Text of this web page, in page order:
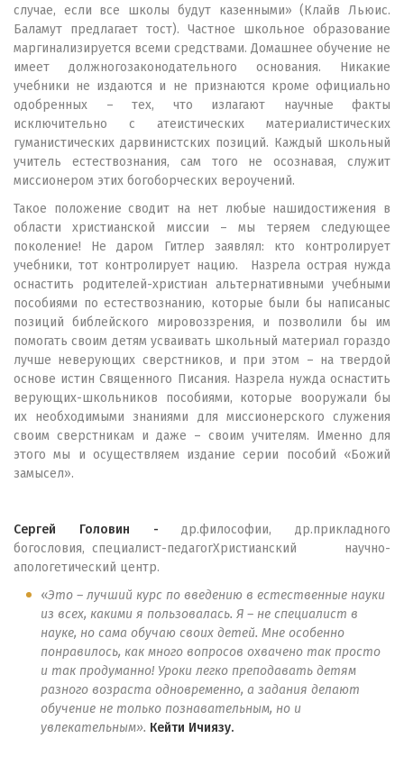
случае, если все школы будут казенными» (Клайв Льюис.
Баламут предлагает тост). Частное школьное образование
маргинализируется всеми средствами. Домашнее обучение не
имеет должногозаконодательного основания. Никакие
учебники не издаются и не признаются кроме официально
одобренных – тех, что излагают научные факты
исключительно с атеистических материалистических
гуманистических дарвинистских позиций. Каждый школьный
учитель естествознания, сам того не осознавая, служит
миссионером этих богоборческих вероучений.
Такое положение сводит на нет любые нашидостижения в
области христианской миссии – мы теряем следующее
поколение! Не даром Гитлер заявлял: кто контролирует
учебники, тот контролирует нацию. Назрела острая нужда
оснастить родителей-христиан альтернативными учебными
пособиями по естествознанию, которые были бы написаныс
позиций библейского мировоззрения, и позволили бы им
помогать своим детям усваивать школьный материал гораздо
лучше неверующих сверстников, и при этом – на твердой
основе истин Священного Писания. Назрела нужда оснастить
верующих-школьников пособиями, которые вооружали бы
их необходимыми знаниями для миссионерского служения
своим сверстникам и даже – своим учителям. Именно для
этого мы и осуществляем издание серии пособий «Божий
замысел».
Сергей Головин -др.философии, др.прикладного
богословия, специалист-педагогХристианский научно-
апологетический центр.
«Это – лучший курс по введению в естественные науки
из всех, какими я пользовалась. Я – не специалист в
науке, но сама обучаю своих детей. Мне особенно
понравилось, как много вопросов охвачено так просто
и так продуманно! Уроки легко преподавать детям
разного возраста одновременно, а задания делают
обучение не только познавательным, но и
увлекательным». Кейти Ичиязу.